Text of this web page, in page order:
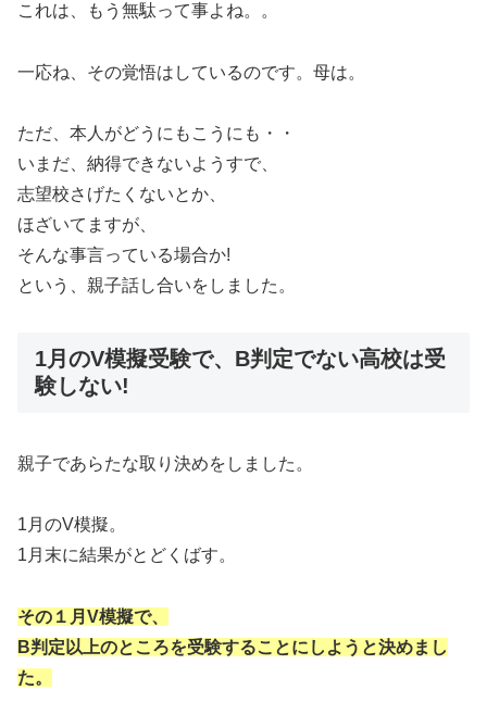
これは、もう無駄って事よね。。
一応ね、その覚悟はしているのです。母は。
ただ、本人がどうにもこうにも・・
いまだ、納得できないようすで、
志望校さげたくないとか、
ほざいてますが、
そんな事言っている場合か!
という、親子話し合いをしました。
1月のV模擬受験で、B判定でない高校は受
験しない!
親子であらたな取り決めをしました。
1月のV模擬。
1月末に結果がとどくばす。
その１月V模擬で、
B判定以上のところを受験することにしようと決めまし
た。